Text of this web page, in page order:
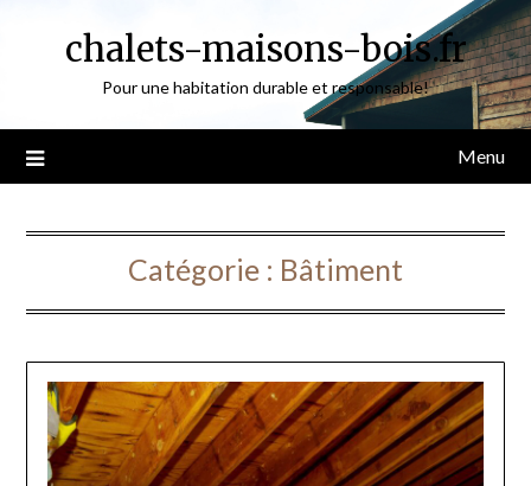
chalets-maisons-bois.fr
Pour une habitation durable et responsable!
Menu
Catégorie : Bâtiment